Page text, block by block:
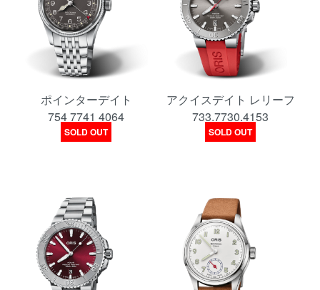
ポインターデイト
754 7741 4064
SOLD OUT
アクイスデイト レリーフ
733.7730.4153
SOLD OUT